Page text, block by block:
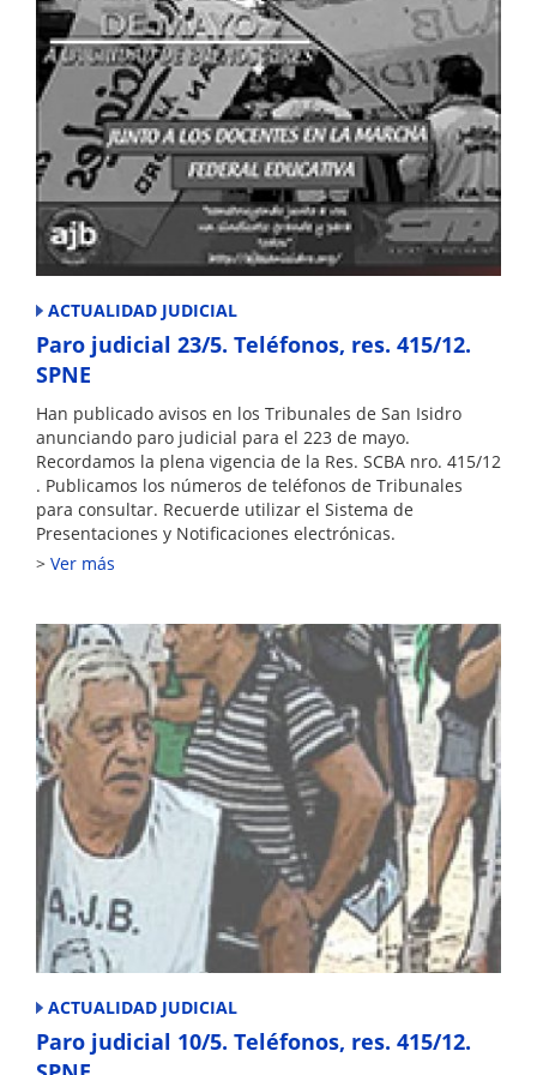
ACTUALIDAD JUDICIAL
Paro judicial 23/5. Teléfonos, res. 415/12.
SPNE
Han publicado avisos en los Tribunales de San Isidro
anunciando paro judicial para el 223 de mayo.
Recordamos la plena vigencia de la Res. SCBA nro. 415/12
. Publicamos los números de teléfonos de Tribunales
para consultar. Recuerde utilizar el Sistema de
Presentaciones y Notificaciones electrónicas.
Ver más
ACTUALIDAD JUDICIAL
Paro judicial 10/5. Teléfonos, res. 415/12.